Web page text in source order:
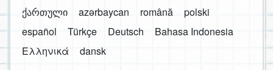
ქართული
azərbaycan română
polski
español
Türkçe Deutsch
Bahasa Indonesia
Ελληνικά
dansk